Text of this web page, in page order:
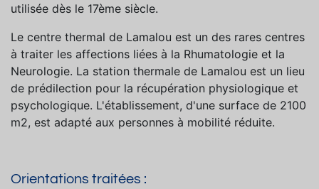
utilisée dès le 17ème siècle.
Le centre thermal de Lamalou est un des rares centres
à traiter les affections liées à la Rhumatologie et la
Neurologie. La station thermale de Lamalou est un lieu
de prédilection pour la récupération physiologique et
psychologique. L'établissement, d'une surface de 2100
m2, est adapté aux personnes à mobilité réduite.
Orientations traitées :